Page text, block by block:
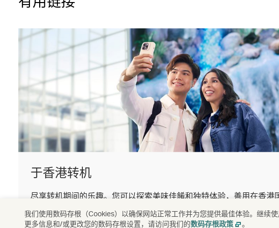
于香港转机
尽享转机期间的乐趣。您可以探索美味佳餚和独特体验，善用在香港
的时间。
了解更多
我们使用数码存根（Cookies）以确保网站正常工作并为您提供最佳体验。继续
更多信息和/或更改您的数码存根设置，请访问我们的数码存根政策 。